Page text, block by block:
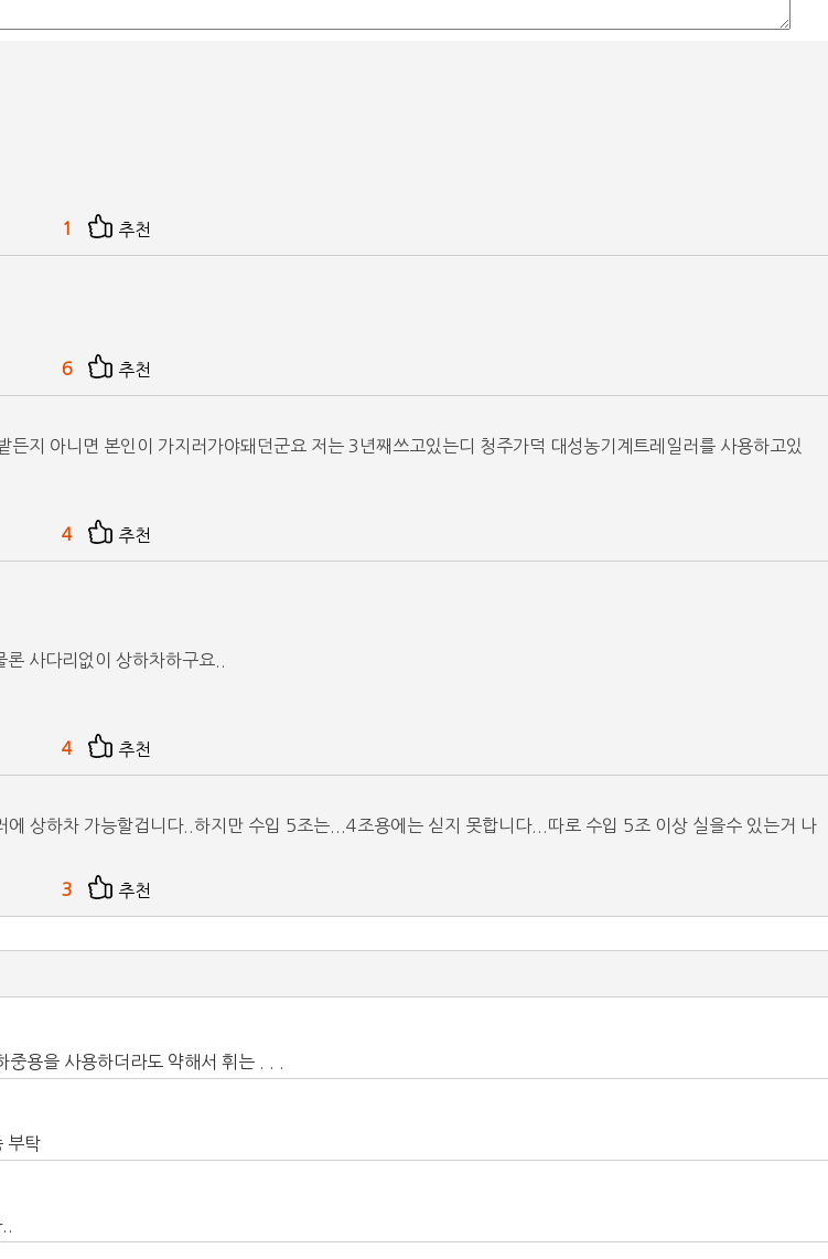
1 추천
6 추천
지 아니면 본인이 가지러가야돼던군요 저는 3년째쓰고있는디 청주가덕 대성농기계트레일러를 사용하고있
4 추천
사다리없이 상하차하구요..
4 추천
상하차 가능할겁니다..하지만 수입 5조는...4조용에는 싣지 못합니다...따로 수입 5조 이상 실을수 있는거 나
3 추천
용을 사용하더라도 약해서 휘는 . . .
부탁